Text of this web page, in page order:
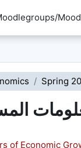
Spring
of Economic